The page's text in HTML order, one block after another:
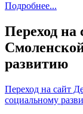
Подробнее...
Переход на
развитию
Переход на сайт
социальному